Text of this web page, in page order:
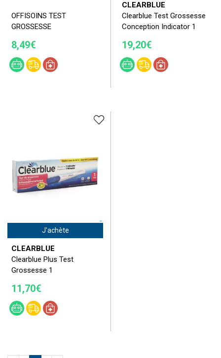
OFFISOINS TEST
GROSSESSE
8,49€
CLEARBLUE
Clearblue Test Grossesse
Conception Indicator 1
19,20€
J'achète
CLEARBLUE
Clearblue Plus Test
Grossesse 1
11,70€